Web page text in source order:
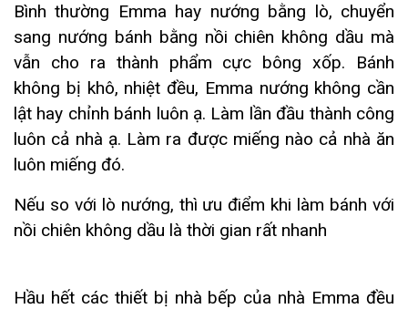
Bình thường Emma hay nướng bằng lò, chuyển
sang nướng bánh bằng nồi chiên không dầu mà
vẫn cho ra thành phẩm cực bông xốp. Bánh
không bị khô, nhiệt đều, Emma nướng không cần
lật hay chỉnh bánh luôn ạ. Làm lần đầu thành công
luôn cả nhà ạ. Làm ra được miếng nào cả nhà ăn
luôn miếng đó.
Nếu so với lò nướng, thì ưu điểm khi làm bánh với
nồi chiên không dầu là thời gian rất nhanh
Hầu hết các thiết bị nhà bếp của nhà Emma đều